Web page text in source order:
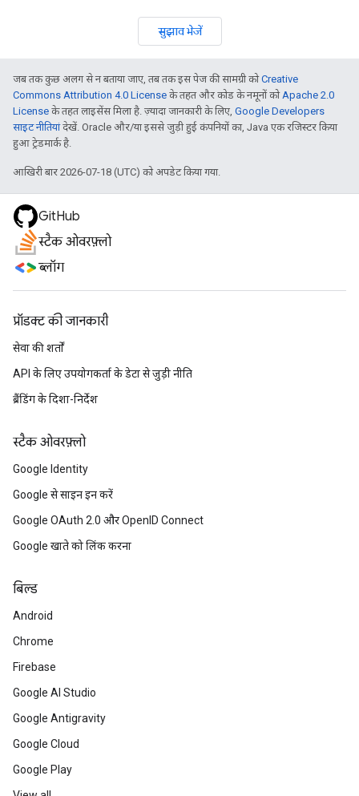
सुझाव भेजें
जब तक कुछ अलग से न बताया जाए, तब तक इस पेज की सामग्री कोCreative
Commons Attribution 4.0 License के तहत और कोड के नमूनों को Apache 2.0
License के तहत लाइसेंस मिला है. ज़्यादा जानकारी के लिए, Google Developers
साइट नीतियांदेखें. Oracle और/या इससे जुड़ी हुई कंपनियों का, Java एक रजिस्टर किया
हुआ ट्रेडमार्क है.
आखिरी बार 2026-07-18 (UTC) को अपडेट किया गया.
GitHub
स्टैक ओवरफ़्लो
ब्लॉग
प्रॉडक्ट की जानकारी
सेवा की शर्तों
API के लिए उपयोगकर्ता के डेटा से जुड़ी नीति
ब्रैंडिंग के दिशा-निर्देश
स्टैक ओवरफ़्लो
Google Identity
Google से साइन इन करें
Google OAuth 2.0 और OpenID Connect
Google खाते को लिंक करना
बिल्ड
Android
Chrome
Firebase
Google AI Studio
Google Antigravity
Google Cloud
Google Play